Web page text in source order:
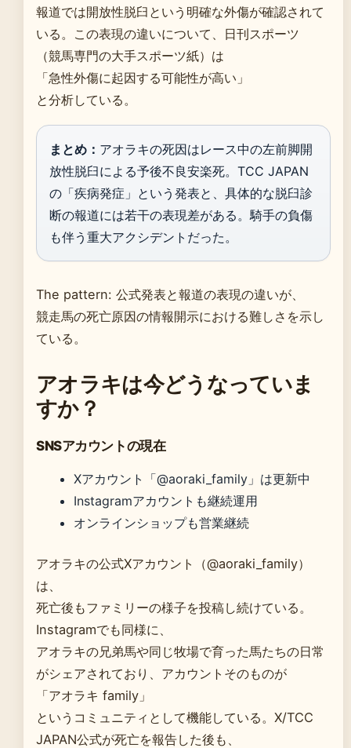
報道では開放性脱臼という明確な外傷が確認されて
いる。この表現の違いについて、日刊スポーツ
（競馬専門の大手スポーツ紙）は
「急性外傷に起因する可能性が高い」
と分析している。
まとめ： アオラキの死因はレース中の左前脚開
放性脱臼による予後不良安楽死。TCC JAPAN
の「疾病発症」という発表と、具体的な脱臼診
断の報道には若干の表現差がある。騎手の負傷
も伴う重大アクシデントだった。
The pattern: 公式発表と報道の表現の違いが、
競走馬の死亡原因の情報開示における難しさを示し
ている。
アオラキは今どうなっていま
すか？
SNSアカウントの現在
Xアカウント「@aoraki_family」は更新中
Instagramアカウントも継続運用
オンラインショップも営業継続
アオラキの公式Xアカウント（@aoraki_family）
は、
死亡後もファミリーの様子を投稿し続けている。
Instagramでも同様に、
アオラキの兄弟馬や同じ牧場で育った馬たちの日常
がシェアされており、アカウントそのものが
「アオラキ family」
というコミュニティとして機能している。X/TCC
JAPAN公式が死亡を報告した後も、